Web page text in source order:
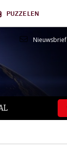
PUZZELEN
Nieuwsbrief